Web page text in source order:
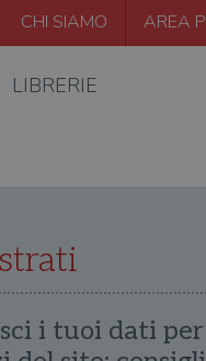
CHI SIAMO AREA
LIBRERIE
i tuoi dati